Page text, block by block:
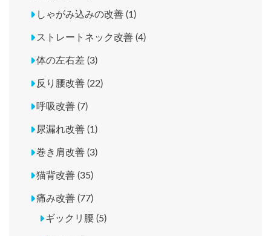
しゃがみ込みの改善 (1)
ストレートネック改善 (4)
体の左右差 (3)
反り腰改善 (22)
呼吸改善 (7)
尿漏れ改善 (1)
巻き肩改善 (3)
猫背改善 (35)
痛み改善 (77)
ギックリ腰 (5)